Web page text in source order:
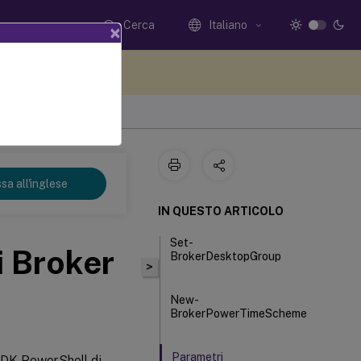
Cerca Italiano
all'inglese
Broker >
IN QUESTO ARTICOLO
Set-
BrokerDesktopGroup
New-
BrokerPowerTimeScheme
Parametri
×